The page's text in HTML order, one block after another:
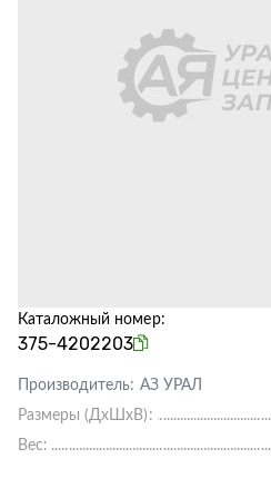
Каталожный номер:
375-4202203
Производитель: АЗ УРАЛ
Размеры (ДхШхВ):
Вес: